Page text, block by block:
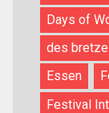
Days of
des
Essen
Festival